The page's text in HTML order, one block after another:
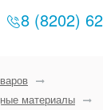
8 (8202)
материалы